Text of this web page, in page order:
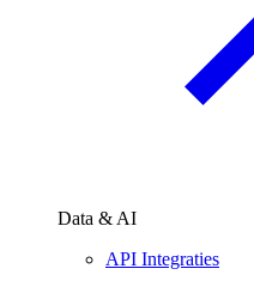
Data & AI
API Integraties